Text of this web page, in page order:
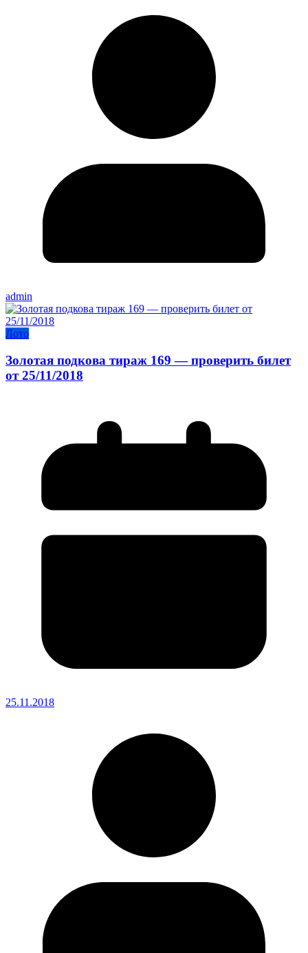
admin
Лото
Золотая подкова тираж 169 — проверить билет
от 25/11/2018
25.11.2018